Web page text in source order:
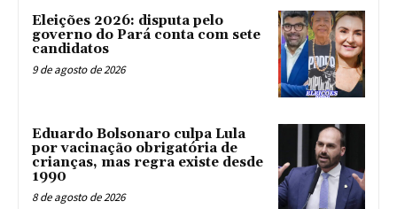
Eleições 2026: disputa pelo
governo do Pará conta com sete
candidatos
9 de agosto de 2026
Eduardo Bolsonaro culpa Lula
por vacinação obrigatória de
crianças, mas regra existe desde
1990
8 de agosto de 2026